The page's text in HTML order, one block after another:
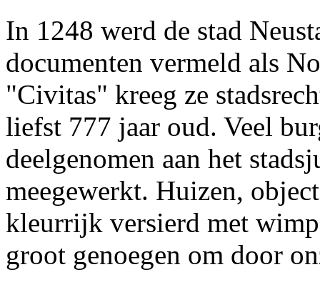
In 1248 werd de stad
documenten vermeld als
"Civitas" kreeg ze
liefst 777 jaar oud. Veel
deelgenomen aan het
meegewerkt. Huizen,
kleurrijk versierd met
groot genoegen om door